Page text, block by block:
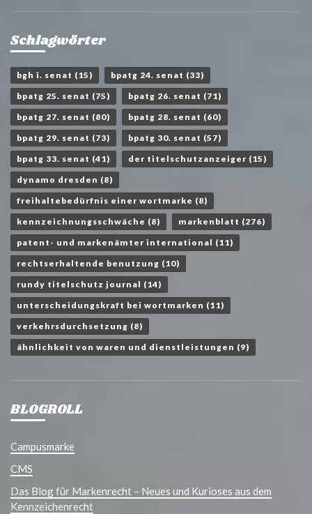
Schlagwörter
bgh i. senat (15) bpatg 24. senat (33)
bpatg 25. senat (75) bpatg 26. senat (71)
bpatg 27. senat (80) bpatg 28. senat (60)
bpatg 29. senat (73) bpatg 30. senat (57)
bpatg 33. senat (41) der titelschutzanzeiger (15)
dynamo dresden (8)
freihaltebedürfnis einer wortmarke (8)
kennzeichnungsschwäche (8) markenblatt (276)
patent- und markenämter international (11)
rechtserhaltende benutzung (10)
rundy titelschutz journal (14)
unterscheidungskraft bei wortmarken (11)
verkehrsdurchsetzung (8)
ähnlichkeit von waren und dienstleistungen (9)
BLOGROLL
Campusmarke
CMS
Das Blog für Markenrecht – Neues und Kurioses aus dem
Kennzeichenrecht